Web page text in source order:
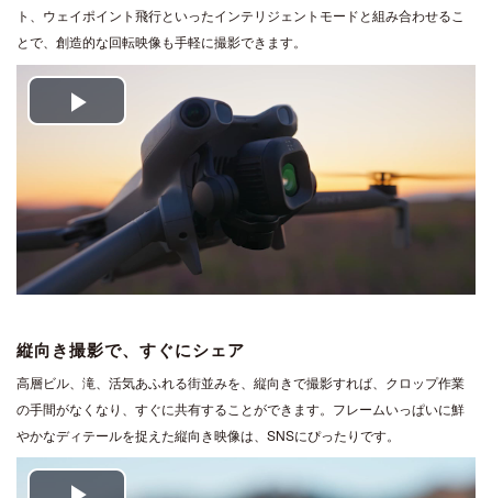
ト、ウェイポイント飛行といったインテリジェントモードと組み合わせるこ
とで、創造的な回転映像も手軽に撮影できます。
Play
Video
縦向き撮影で、すぐにシェア
高層ビル、滝、活気あふれる街並みを、縦向きで撮影すれば、クロップ作業
の手間がなくなり、すぐに共有することができます。フレームいっぱいに鮮
やかなディテールを捉えた縦向き映像は、SNSにぴったりです。